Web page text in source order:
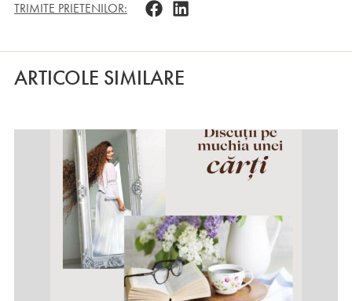
TRIMITE PRIETENILOR:
ARTICOLE SIMILARE